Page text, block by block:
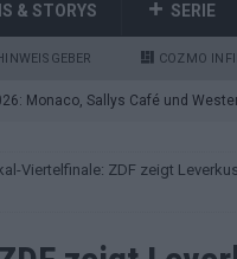
& STORYS SERIE
COZMO
Monaco, Sallys Café und
ESC 2026 hinterlässt
Viertelfinale: ZDF zeigt